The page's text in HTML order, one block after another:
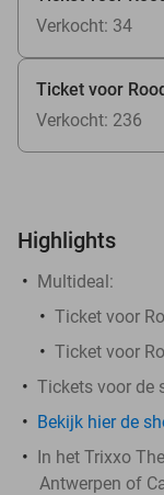
Verkocht: 34
Ticket voor
Verkocht: 236
Highlights
Multideal:
Ticket voor
Ticket voor
Tickets voor de
Bekijk hierde
In het Trixxo
Antwerpen of